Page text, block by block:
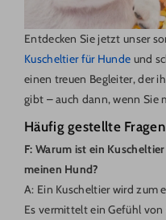
Entdecken Sie jetzt unser
Kuscheltier für Hunde und
einen treuen Begleiter, der
gibt – auch dann, wenn Sie
Häufig gestellte
F: Warum ist ein
meinen Hund?
A: Ein Kuscheltier wird zum
Es vermittelt ein Gefühl